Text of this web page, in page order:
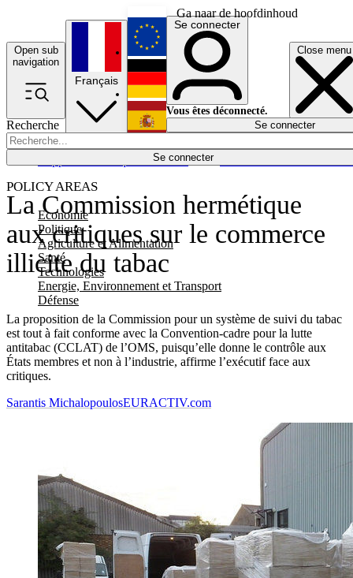
Ga naar de hoofdinhoud
Open sub
navigation
Close menu
Recherche
Se connecter
POLICY AREAS
Economie
Politique
Agriculture et Alimentation
Santé
Technologies
Energie, Environnement et Transport
Défense
Économie
Français
English
Deutsch
Español
Se connecter
Vous êtes déconnecté.
Se connecter
La Commission hermétique
aux critiques sur le commerce
illicite du tabac
La proposition de la Commission pour un système de suivi du tabac
est tout à fait conforme avec la Convention-cadre pour la lutte
antitabac (CCLAT) de l’OMS, puisqu’elle donne le contrôle aux
États membres et non à l’industrie, affirme l’exécutif face aux
critiques.
Sarantis MichalopoulosEURACTIV.com